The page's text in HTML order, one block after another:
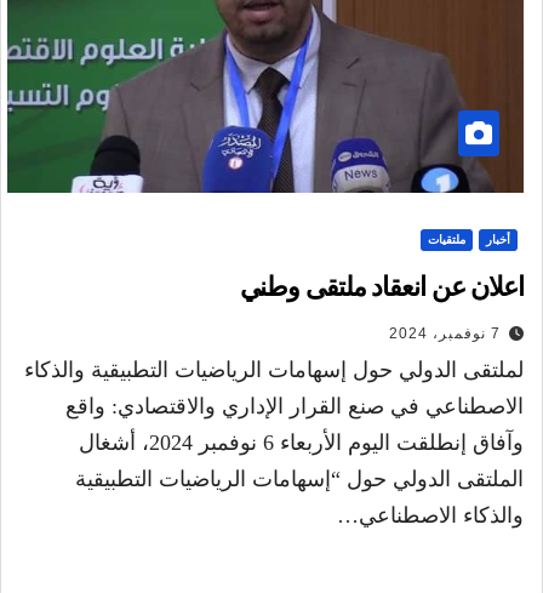
أخبار ملتقيات
اعلان عن انعقاد ملتقى وطني
7 نوفمبر، 2024
لملتقى الدولي حول إسهامات الرياضيات التطبيقية والذكاء
الاصطناعي في صنع القرار الإداري والاقتصادي: واقع
وآفاق إنطلقت اليوم الأربعاء 6 نوفمبر 2024، أشغال
الملتقى الدولي حول “إسهامات الرياضيات التطبيقية
والذكاء الاصطناعي…